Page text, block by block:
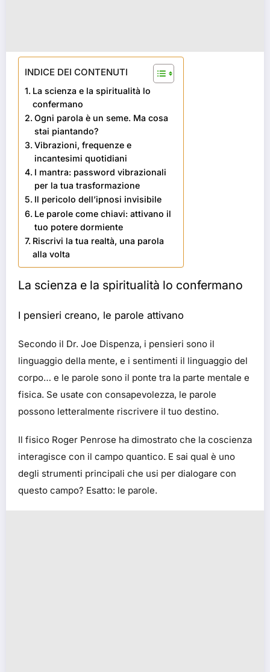
INDICE DEI CONTENUTI
La scienza e la spiritualità lo
confermano
Ogni parola è un seme. Ma cosa
stai piantando?
Vibrazioni, frequenze e
incantesimi quotidiani
I mantra: password vibrazionali
per la tua trasformazione
Il pericolo dell’ipnosi invisibile
Le parole come chiavi: attivano il
tuo potere dormiente
Riscrivi la tua realtà, una parola
alla volta
La scienza e la spiritualità lo confermano
I pensieri creano, le parole attivano
Secondo il Dr. Joe Dispenza, i pensieri sono il
linguaggio della mente, e i sentimenti il linguaggio del
corpo… e le parole sono il ponte tra la parte mentale e
fisica. Se usate con consapevolezza, le parole
possono letteralmente riscrivere il tuo destino.
Il fisico Roger Penrose ha dimostrato che la coscienza
interagisce con il campo quantico. E sai qual è uno
degli strumenti principali che usi per dialogare con
questo campo? Esatto: le parole.